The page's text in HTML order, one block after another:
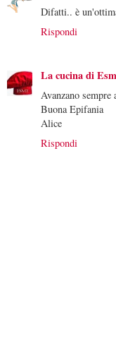
Difatti.. è
Rispondi
La cucina di
Avanzano
Buona Epifania
Alice
Rispondi